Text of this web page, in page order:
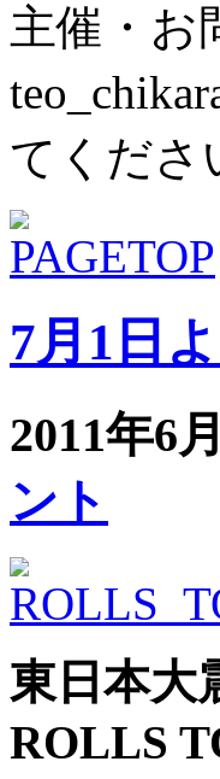
主催・お
てくださ
7月1日
2011年6
ント
東日本大
ROLLS